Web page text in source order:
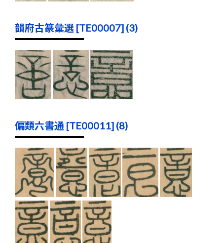
韻府古篆彙選 [TE00007] (3)
偏類六書通 [TE00011] (8)